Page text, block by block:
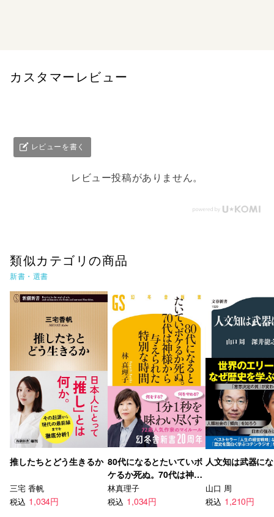
カスタマーレビュー
レビューを書く
レビュー投稿がありません。
類似カテゴリの商品
新書・選書
推したちとどう生きるか
三宅 香帆
税込 1,034円
80代になるとたいていボ
ケるか死ぬ。70代は神様
から与えられた特別な時
間
林真理子
税込 1,034円
人文知は武器に
山口 周
税込 1,210円